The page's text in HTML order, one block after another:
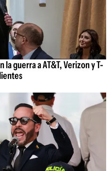
la guerra a AT&T, Verizon y T-